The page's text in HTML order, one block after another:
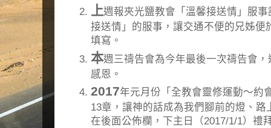
上週報夾光鹽教會「溫馨接送情」服
接送情」的服事，讓交通不便的兄姊便
填寫。
本週三禱告會為今年最後一次禱告會
感恩。
2017年元月份「全教會靈修運動～約
13章，讓神的話成為我們腳前的燈、
在後面公佈欄，下主日（2017/1/1）禮